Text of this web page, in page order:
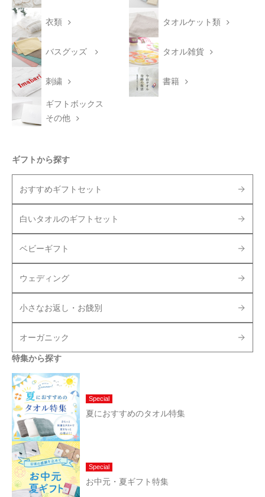
衣類 タオルケット類
バスグッズ タオル雑貨
刺繍 書籍
ギフトボックス
その他
ギフトから探す
おすすめギフトセット
白いタオルのギフトセット
ベビーギフト
ウェディング
小さなお返し・お餞別
オーガニック
特集から探す
Special
夏におすすめのタオル特集
Special
お中元・夏ギフト特集